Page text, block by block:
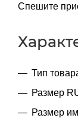
Спешите
Тип
Размер
Размер